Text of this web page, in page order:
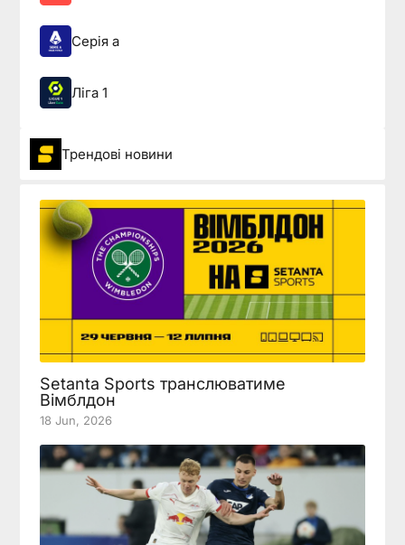
Серія а
Ліга 1
Трендові новини
Setanta Sports транслюватиме
Вімблдон
18 Jun, 2026